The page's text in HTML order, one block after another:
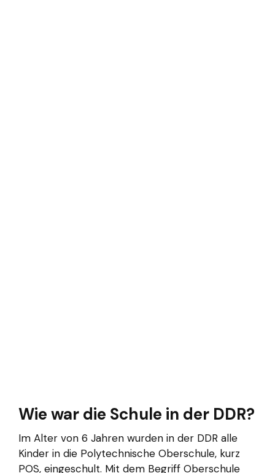
Wie war die Schule in der DDR?
Im Alter von 6 Jahren wurden in der DDR alle
Kinder in die Polytechnische Oberschule, kurz
POS, eingeschult. Mit dem Begriff Oberschule